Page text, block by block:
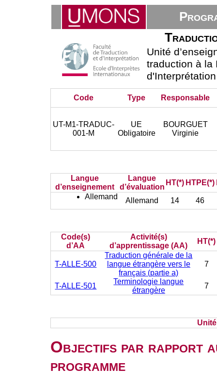
Unité
traduction à la
Code Type Responsable
UT-M1-TRADUC-
001-M
UE
Obligatoire
BOURGUET
Virginie
Langue
d’enseignement
Langue
d’évaluation
HT(*) HTPE(*)
Allemand
Allemand 14 46
Code(s)
d’AA
Activité(s)
d’apprentissage (AA)
HT(*)
T-ALLE-500
Traduction générale de la
langue étrangère vers le
français (partie a)
7
T-ALLE-501
Terminologie langue
étrangère
7
Objectifs par rapport
programme